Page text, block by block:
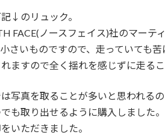
↓のリュック。
FACE(ノースフェイス)社のマーテ
さいものですので、走っていても
ますので全く揺れを感じずに走るこ
写真を取ることが多いと思われる
も取り出せるように購入しました。
いただきました。